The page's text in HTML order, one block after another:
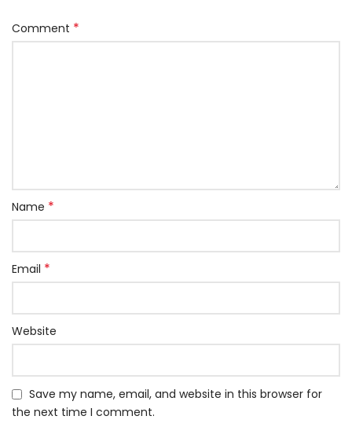
Comment *
Name *
Email *
Website
Save my name, email, and website in this browser for
the next time I comment.